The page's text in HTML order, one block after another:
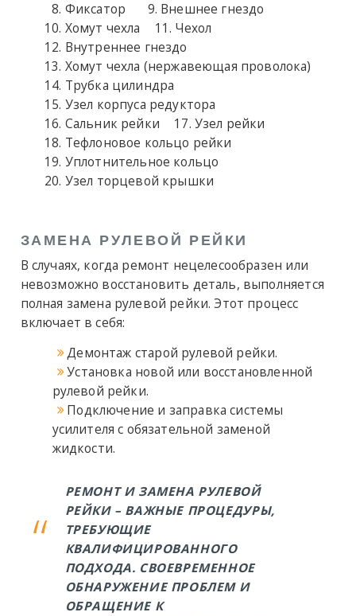
Фиксатор
Внешнее гнездо
Хомут чехла
Чехол
Внутреннее гнездо
Хомут чехла (нержавеющая проволока)
Трубка цилиндра
Узел корпуса редуктора
Сальник рейки
Узел рейки
Тефлоновое кольцо рейки
Уплотнительное кольцо
Узел торцевой крышки
ЗАМЕНА РУЛЕВОЙ РЕЙКИ
В случаях, когда ремонт нецелесообразен или
невозможно восстановить деталь, выполняется
полная замена рулевой рейки. Этот процесс
включает в себя:
Демонтаж старой рулевой рейки.
Установка новой или восстановленной
рулевой рейки.
Подключение и заправка системы
усилителя с обязательной заменой
жидкости.
РЕМОНТ И ЗАМЕНА РУЛЕВОЙ
РЕЙКИ – ВАЖНЫЕ ПРОЦЕДУРЫ,
ТРЕБУЮЩИЕ
КВАЛИФИЦИРОВАННОГО
ПОДХОДА. СВОЕВРЕМЕННОЕ
ОБНАРУЖЕНИЕ ПРОБЛЕМ И
ОБРАЩЕНИЕ К